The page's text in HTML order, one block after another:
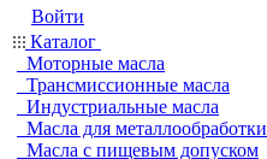
Войти
Каталог
Моторные масла
Трансмиссионные масла
Индустриальные масла
Масла для металлообработки
Масла с пищевым допуском